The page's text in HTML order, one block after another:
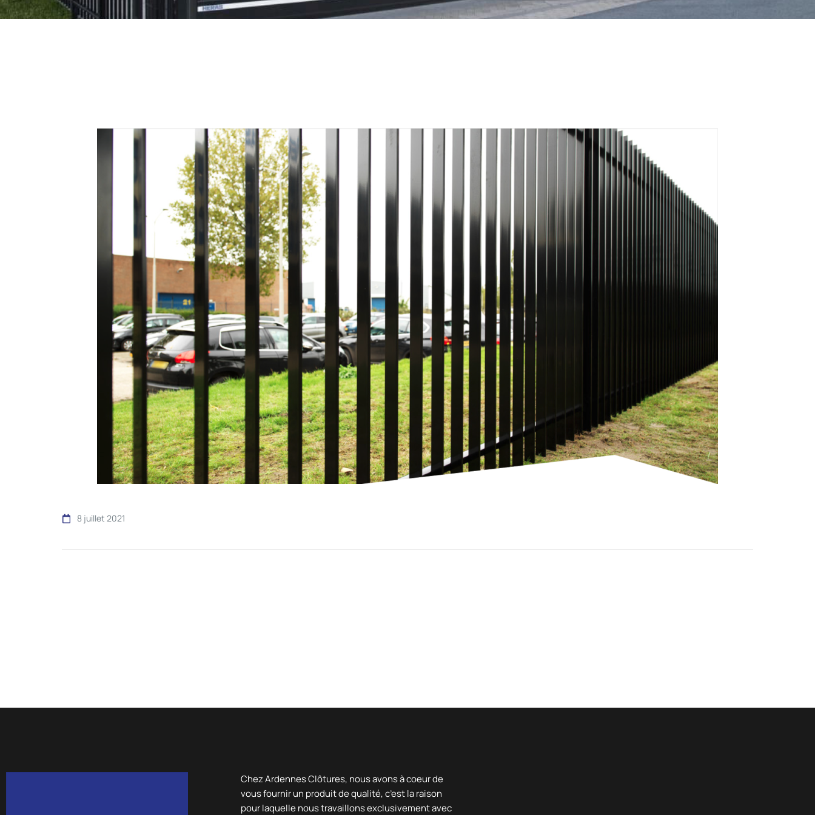
8 juillet 2021
Chez Ardennes Clôtures, nous avons à coeur de
vous fournir un produit de qualité, c’est la raison
pour laquelle nous travaillons exclusivement avec